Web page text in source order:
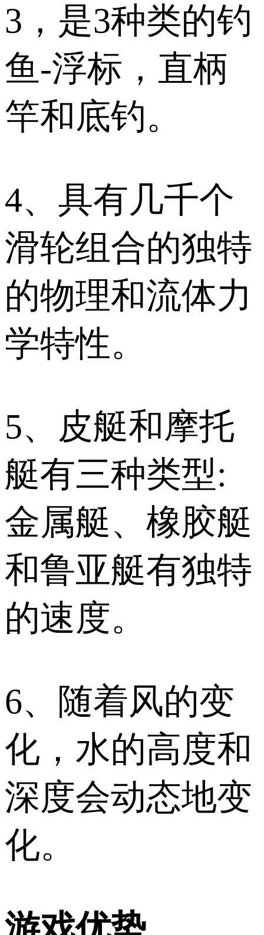
3，是3种类的钓
鱼-浮标，直柄
竿和底钓。
4、具有几千个
滑轮组合的独特
的物理和流体力
学特性。
5、皮艇和摩托
艇有三种类型:
金属艇、橡胶艇
和鲁亚艇有独特
的速度。
6、随着风的变
化，水的高度和
深度会动态地变
化。